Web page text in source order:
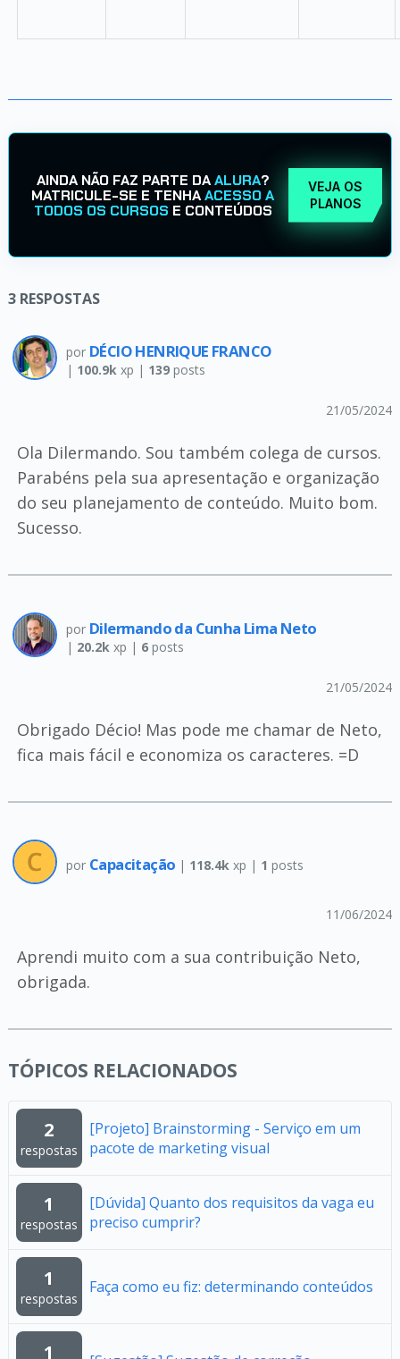
AINDA NÃO FAZ PARTE DAALURA?
MATRICULE-SE E TENHAACESSO A
TODOS OS CURSOS E CONTEÚDOS
VEJA OS
PLANOS
3 RESPOSTAS
por DÉCIO HENRIQUE FRANCO
| 100.9kxp | 139posts
21/05/2024
Ola Dilermando. Sou também colega de cursos.
Parabéns pela sua apresentação e organização
do seu planejamento de conteúdo. Muito bom.
Sucesso.
por Dilermando da Cunha Lima Neto
| 20.2kxp | 6posts
21/05/2024
Obrigado Décio! Mas pode me chamar de Neto,
fica mais fácil e economiza os caracteres. =D
por Capacitação | 118.4k xp | 1 posts
11/06/2024
Aprendi muito com a sua contribuição Neto,
obrigada.
TÓPICOS RELACIONADOS
2
respostas
[Projeto] Brainstorming - Serviço em um
pacote de marketing visual
1
respostas
[Dúvida] Quanto dos requisitos da vaga eu
preciso cumprir?
1
respostas
Faça como eu fiz: determinando conteúdos
1